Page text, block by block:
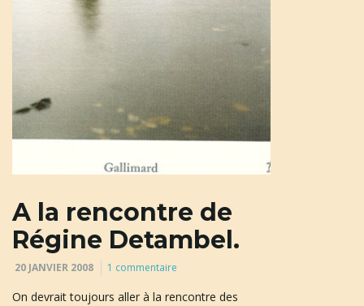
A la rencontre de
Régine Detambel.
20 JANVIER 2008 1 commentaire
On devrait toujours aller à la rencontre des